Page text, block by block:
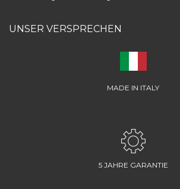
UNSER VERSPRECHEN
MADE IN ITALY
5 JAHRE GARANTIE